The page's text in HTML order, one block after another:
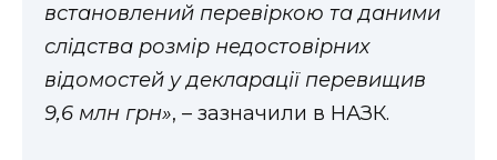
встановлений перевіркою та даними
слідства розмір недостовірних
відомостей у декларації перевищив
9,6 млн грн», – зазначили в НАЗК.